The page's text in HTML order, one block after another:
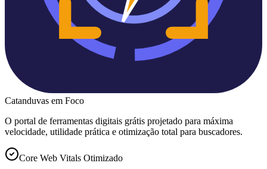
Catanduvas em Foco
O portal de ferramentas digitais grátis projetado para máxima
velocidade, utilidade prática e otimização total para buscadores.
Core Web Vitals Otimizado